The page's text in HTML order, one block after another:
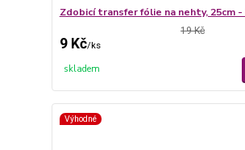
Zdobicí transfer fólie na nehty, 25cm -
19 Kč
9 Kč/ks
skladem
Výhodné